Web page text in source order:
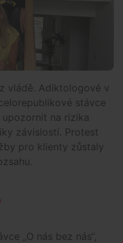
vládě. Adiktologové v
stávce
upozornit na rizika
závislostí. Protest
pro klienty zůstaly
„O nás bez nás“,